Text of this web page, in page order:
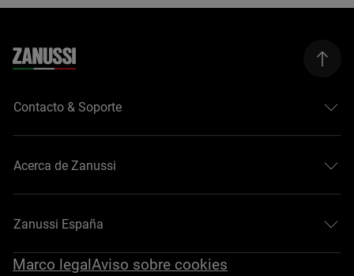
Contacto & Soporte
Acerca de Zanussi
Zanussi España
Marco legalAviso sobre cookies